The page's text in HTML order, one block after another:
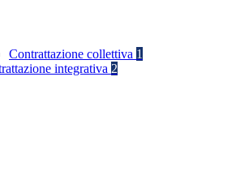
Contrattazione collettiva 1
integrativa 2